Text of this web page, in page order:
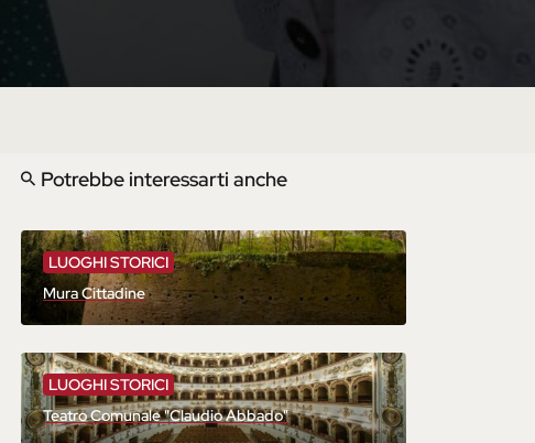
Potrebbe interessarti anche
LUOGHI STORICI
Mura Cittadine
LUOGHI STORICI
Teatro Comunale "Claudio Abbado"